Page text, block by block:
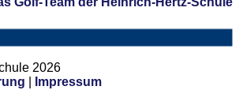
2026
Impressum